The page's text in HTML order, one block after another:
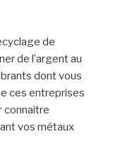
de
de l’argent au
dont vous
ces entreprises
connaitre
vos métaux